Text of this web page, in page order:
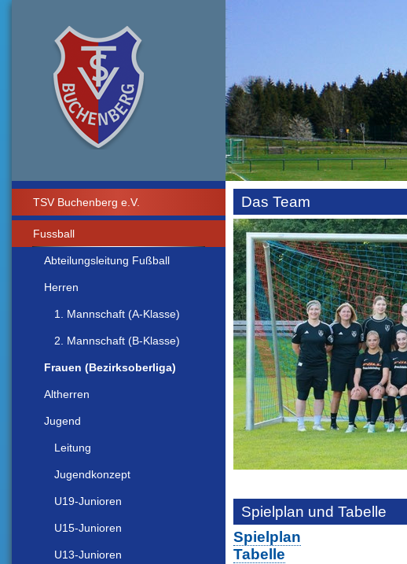
TSV Buchenberg e.V.
Fussball
Abteilungsleitung Fußball
Herren
1. Mannschaft (A-Klasse)
2. Mannschaft (B-Klasse)
Frauen (Bezirksoberliga)
Altherren
Jugend
Leitung
Jugendkonzept
U19-Junioren
U15-Junioren
U13-Junioren
Das Team
Spielplan und Tabelle
Spielplan
Tabelle